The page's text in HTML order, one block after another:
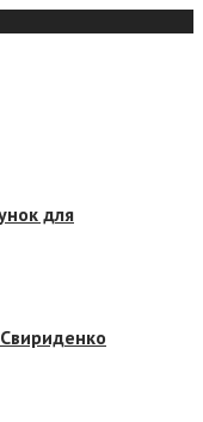
для
Свириденко